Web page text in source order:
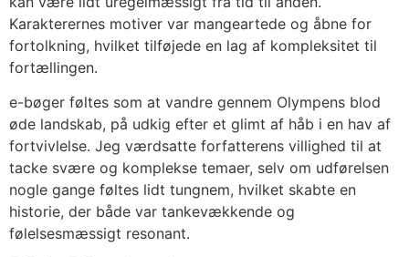
Karakterernes motiver var mangeartede og åbne for
fortolkning, hvilket tilføjede en lag af kompleksitet til
fortællingen.
e-bøger føltes som at vandre gennem Olympens blod
øde landskab, på udkig efter et glimt af håb i en hav af
fortvivlelse. Jeg værdsatte forfatterens villighed til at
tacke svære og komplekse temaer, selv om udførelsen
nogle gange føltes lidt tungnem, hvilket skabte en
historie, der både var tankevækkende og
følelsesmæssigt resonant.